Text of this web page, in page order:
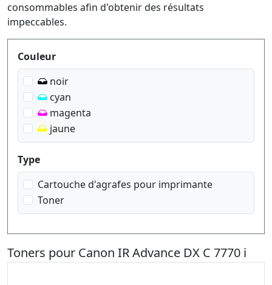
consommables afin d'obtenir des résultats
impeccables.
Produktfilter
Couleur
noir
cyan
magenta
jaune
Type
Cartouche d'agrafes pour imprimante
Toner
Toners pour Canon IR Advance DX C 7770 i